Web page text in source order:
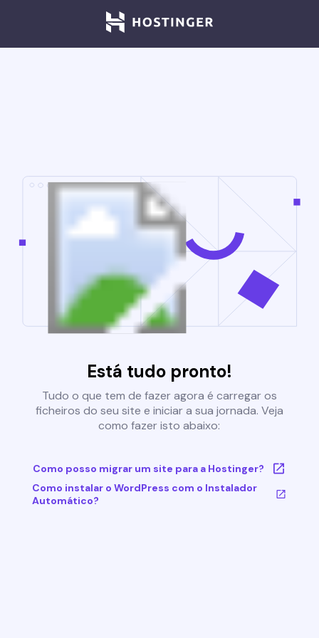
Está tudo pronto!
Tudo o que tem de fazer agora é carregar os
ficheiros do seu site e iniciar a sua jornada. Veja
como fazer isto abaixo:
Como posso migrar um site para a Hostinger?
Como instalar o WordPress com o Instalador
Automático?